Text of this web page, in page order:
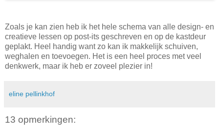
Zoals je kan zien heb ik het hele schema van alle design- en
creatieve lessen op post-its geschreven en op de kastdeur
geplakt. Heel handig want zo kan ik makkelijk schuiven,
weghalen en toevoegen. Het is een heel proces met veel
denkwerk, maar ik heb er zoveel plezier in!
eline pellinkhof
13 opmerkingen: